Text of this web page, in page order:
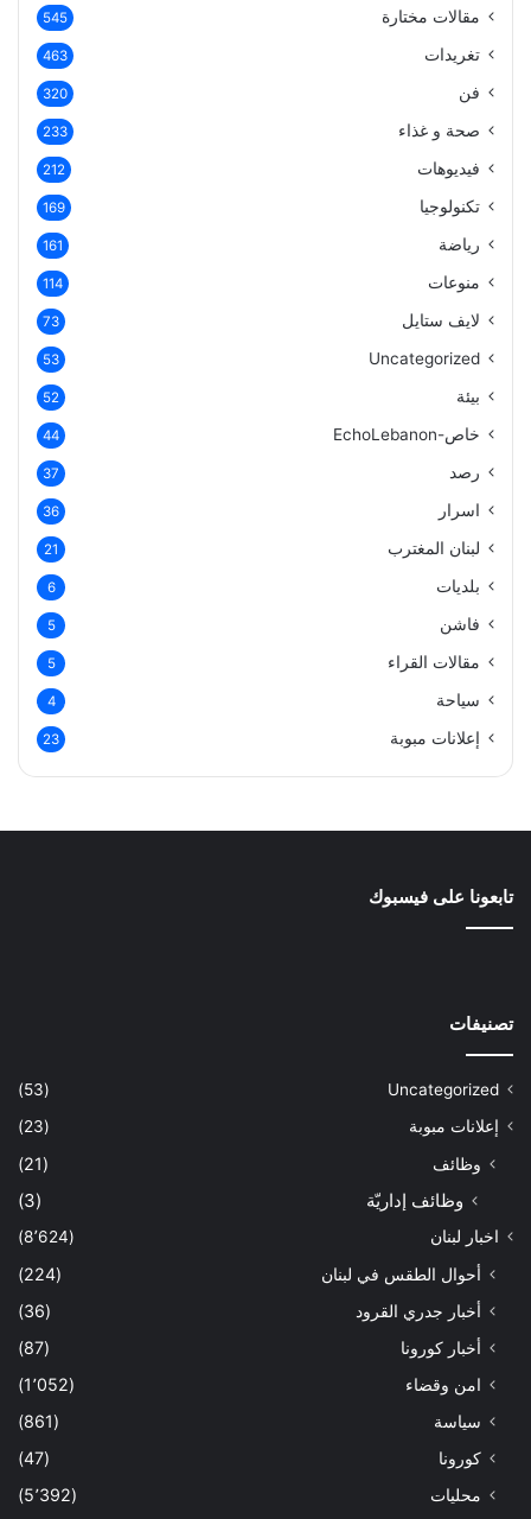
مقالات مختارة 545
تغريدات 463
فن 320
صحة و غذاء 233
فيديوهات 212
تكنولوجيا 169
رياضة 161
منوعات 114
لايف ستايل 73
Uncategorized
53
بيئة 52
خاص-EchoLebanon 44
رصد 37
اسرار 36
لبنان المغترب 21
بلديات 6
فاشن 5
مقالات القراء 5
سياحة 4
إعلانات مبوبة 23
تابعونا على فيسبوك
تصنيفات
Uncategorized
(53)
إعلانات مبوبة
(23)
وظائف (21)
وظائف إداريّة (3)
اخبار لبنان (8٬624)
أحوال الطقس في لبنان
(224)
أخبار جدري القرود
(36)
أخبار كورونا
(87)
امن وقضاء
(1٬052)
سياسة
(861)
كورونا
(47)
محليات
(5٬392)